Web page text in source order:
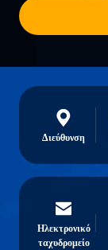
Διεύθυνση
Ηλεκτρονικό
ταχυδρομείο